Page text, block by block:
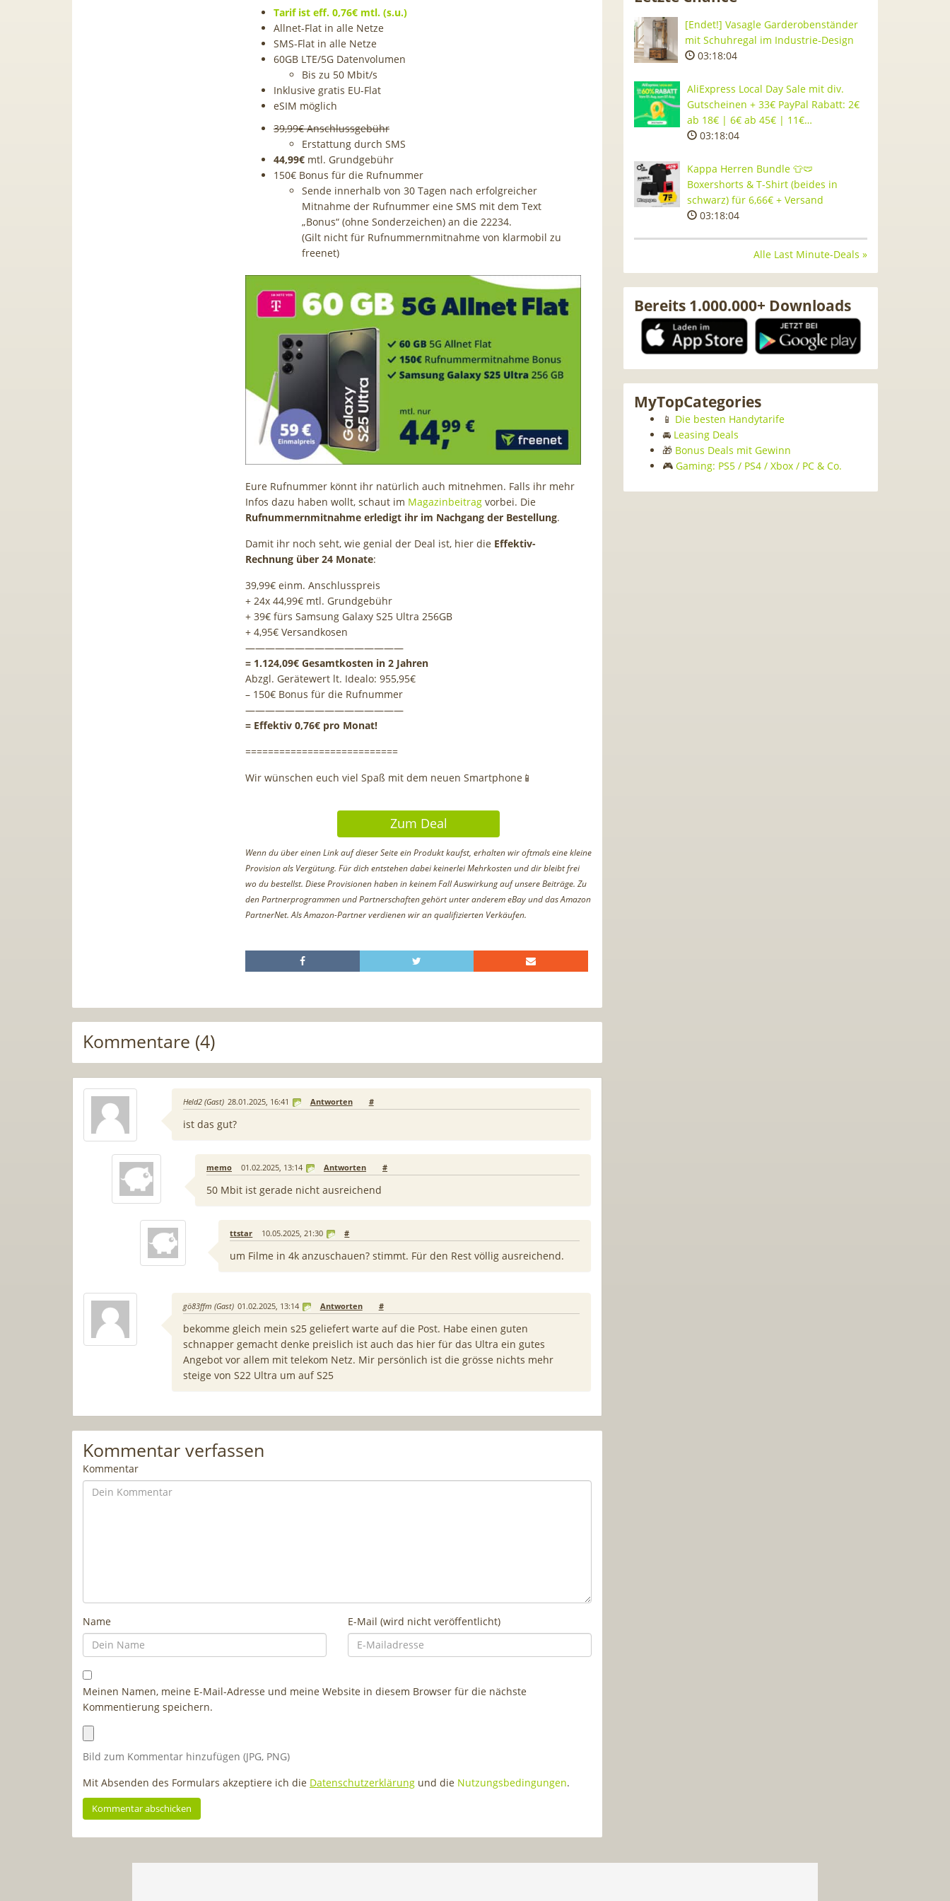
Tarif ist eff. 0,76€ mtl. (s.u.)
Allnet-Flat in alle Netze
SMS-Flat in alle Netze
60GB LTE/5G Datenvolumen
Bis zu 50 Mbit/s
Inklusive gratis EU-Flat
eSIM möglich
39,99€ Anschlussgebühr
Erstattung durch SMS
44,99€ mtl. Grundgebühr
150€ Bonus für die Rufnummer
Sende innerhalb von 30 Tagen nach erfolgreicher
Mitnahme der Rufnummer eine SMS mit dem Text
„Bonus“ (ohne Sonderzeichen) an die 22234.
(Gilt nicht für Rufnummernmitnahme von klarmobil zu
freenet)
Eure Rufnummer könnt ihr natürlich auch mitnehmen. Falls ihr mehr
Infos dazu haben wollt, schaut im Magazinbeitrag vorbei. Die
Rufnummernmitnahme erledigt ihr im Nachgang der Bestellung.
Damit ihr noch seht, wie genial der Deal ist, hier die Effektiv-
Rechnung über 24 Monate:
39,99€ einm. Anschlusspreis
+ 24x 44,99€ mtl. Grundgebühr
+ 39€ fürs Samsung Galaxy S25 Ultra 256GB
+ 4,95€ Versandkosen
————————————————
= 1.124,09€ Gesamtkosten in 2 Jahren
Abzgl. Gerätewert lt. Idealo: 955,95€
– 150€ Bonus für die Rufnummer
————————————————
= Effektiv 0,76€ pro Monat!
===========================
Wir wünschen euch viel Spaß mit dem neuen Smartphone📱
Zum Deal
Wenn du über einen Link auf dieser Seite ein Produkt kaufst, erhalten wir oftmals eine kleine
Provision als Vergütung. Für dich entstehen dabei keinerlei Mehrkosten und dir bleibt frei
wo du bestellst. Diese Provisionen haben in keinem Fall Auswirkung auf unsere Beiträge. Zu
den Partnerprogrammen und Partnerschaften gehört unter anderem eBay und das Amazon
PartnerNet. Als Amazon-Partner verdienen wir an qualifizierten Verkäufen.
Kommentare (4)
Held2 (Gast) 28.01.2025, 16:41 Antworten #
ist das gut?
memo 01.02.2025, 13:14 Antworten #
50 Mbit ist gerade nicht ausreichend
ttstar 10.05.2025, 21:30 #
um Filme in 4k anzuschauen? stimmt. Für den Rest völlig ausreichend.
gö83ffm (Gast) 01.02.2025, 13:14 Antworten #
bekomme gleich mein s25 geliefert warte auf die Post. Habe einen guten
schnapper gemacht denke preislich ist auch das hier für das Ultra ein gutes
Angebot vor allem mit telekom Netz. Mir persönlich ist die grösse nichts mehr
steige von S22 Ultra um auf S25
Kommentar verfassen
Kommentar
Name E-Mail (wird nicht veröffentlicht)
Meinen Namen, meine E-Mail-Adresse und meine Website in diesem Browser für die nächste
Kommentierung speichern.
Bild zum Kommentar hinzufügen (JPG, PNG)
Mit Absenden des Formulars akzeptiere ich die Datenschutzerklärung und die Nutzungsbedingungen.
[Endet!] Vasagle Garderobenständer
mit Schuhregal im Industrie-Design
03:18:03
AliExpress Local Day Sale mit div.
Gutscheinen + 33€ PayPal Rabatt: 2€
ab 18€ | 6€ ab 45€ | 11€…
03:18:03
Kappa Herren Bundle 👕🩲
Boxershorts & T-Shirt (beides in
schwarz) für 6,66€ + Versand
03:18:03
Alle Last Minute-Deals »
Bereits 1.000.000+ Downloads
MyTopCategories
📱 Die besten Handytarife
🚘 Leasing Deals
🎁 Bonus Deals mit Gewinn
🎮 Gaming: PS5 / PS4 / Xbox / PC & Co.